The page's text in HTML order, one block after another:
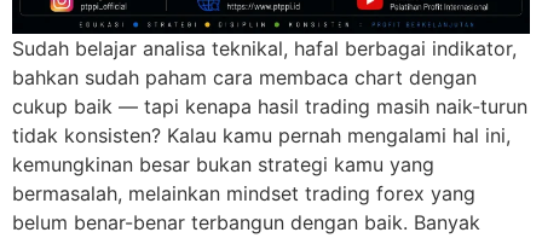
Sudah belajar analisa teknikal, hafal berbagai indikator,
bahkan sudah paham cara membaca chart dengan
cukup baik — tapi kenapa hasil trading masih naik-turun
tidak konsisten? Kalau kamu pernah mengalami hal ini,
kemungkinan besar bukan strategi kamu yang
bermasalah, melainkan mindset trading forex yang
belum benar-benar terbangun dengan baik. Banyak